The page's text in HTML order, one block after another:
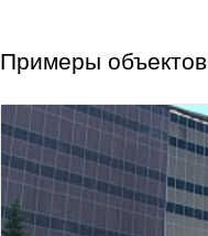
Примеры объектов